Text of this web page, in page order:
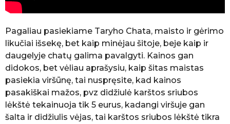
Pagaliau pasiekiame Taryho Chata, maisto ir gėrimo
likučiai išsekę, bet kaip minėjau šitoje, beje kaip ir
daugelyje chatų galima pavalgyti. Kainos gan
didokos, bet vėliau aprašysiu, kaip šitas maistas
pasiekia viršūnę, tai nuspręsite, kad kainos
pasakiškai mažos, pvz didžiulė karštos sriubos
lėkštė tekainuoja tik 5 eurus, kadangi viršuje gan
šalta ir didžiulis vėjas, tai karštos sriubos lėkštė tikra